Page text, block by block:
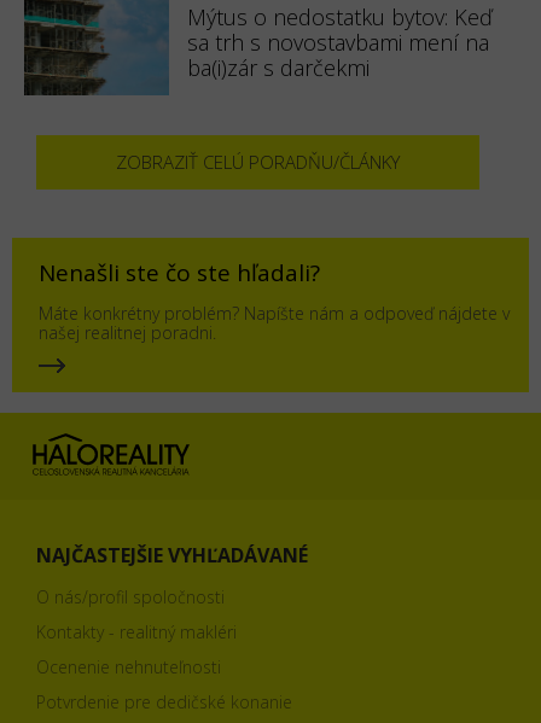
Mýtus o nedostatku bytov: Keď
sa trh s novostavbami mení na
ba(i)zár s darčekmi
ZOBRAZIŤ CELÚ PORADŇU/ČLÁNKY
Nenašli ste čo ste hľadali?
Máte konkrétny problém? Napíšte nám a odpoveď nájdete v
našej realitnej poradni.
NAJČASTEJŠIE VYHĽADÁVANÉ
O nás/profil spoločnosti
Kontakty - realitný makléri
Ocenenie nehnuteľnosti
Potvrdenie pre dedičské konanie